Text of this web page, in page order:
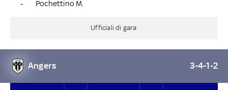
- Pochettino M.
Ufficiali di gara
Angers 3-4-1-2